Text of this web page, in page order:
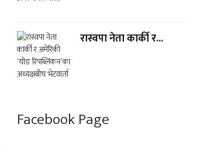
रास्वपा नेता कार्की र...
Facebook Page